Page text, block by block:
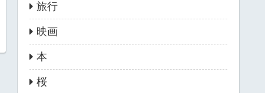
旅行
映画
本
桜